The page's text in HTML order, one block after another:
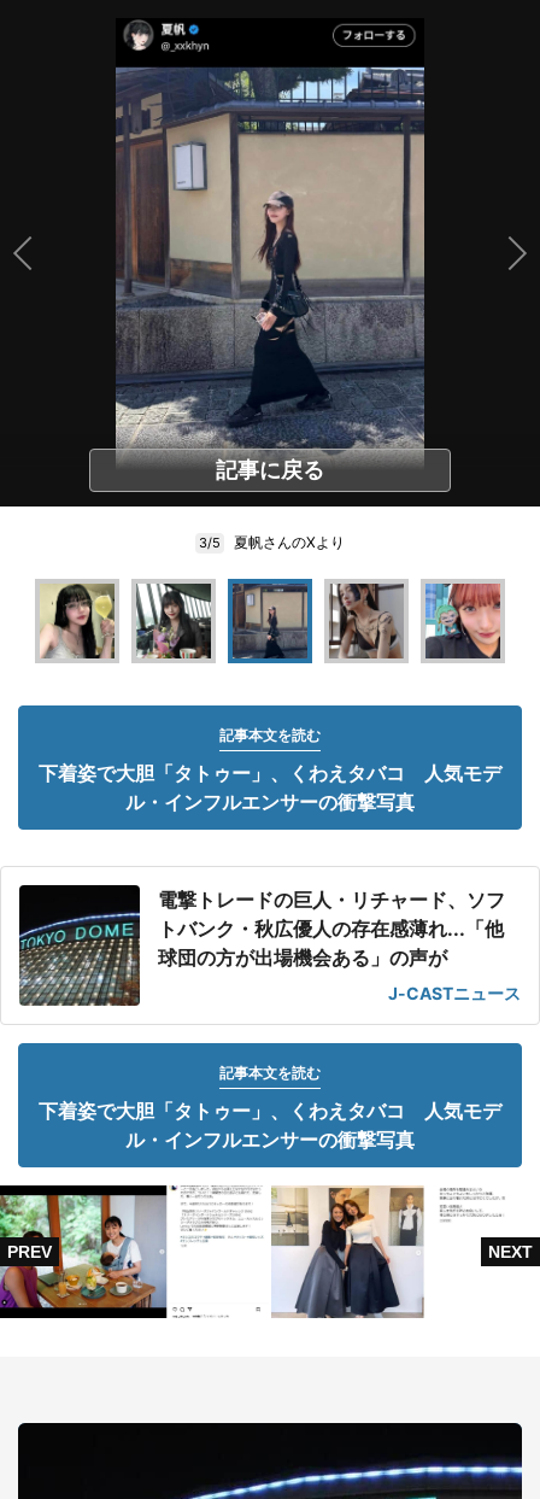
記事に戻る
3/5 夏帆さんのXより
記事本文を読む
下着姿で大胆「タトゥー」、くわえタバコ 人気モデ
ル・インフルエンサーの衝撃写真
電撃トレードの巨人・リチャード、ソフ
トバンク・秋広優人の存在感薄れ...「他
球団の方が出場機会ある」の声が
J-CASTニュース
記事本文を読む
下着姿で大胆「タトゥー」、くわえタバコ 人気モデ
ル・インフルエンサーの衝撃写真